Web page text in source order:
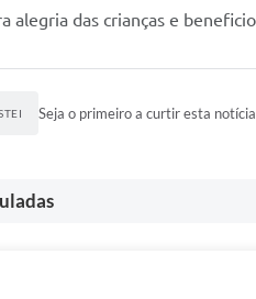
alegria das crianças e
Seja o primeiro a curtir esta